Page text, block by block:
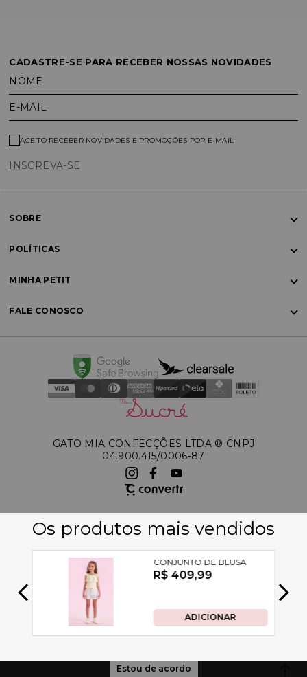
CADASTRE-SE PARA RECEBER NOSSAS NOVIDADES
NOME
E-MAIL
INSCREVA-SE
ACEITO RECEBER NOVIDADES E PROMOÇÕES POR E-MAIL
SOBRE
POLÍTICAS
MINHA PETIT
FALE CONOSCO
GATO MIA CONFECÇÕES LTDA ®️ CNPJ
04.900.415/0006-87
Estou de acordo